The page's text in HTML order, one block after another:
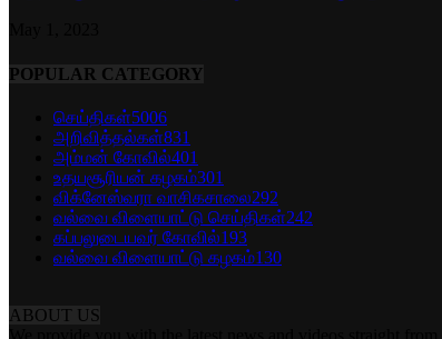
POPULAR CATEGORY
செய்திகள்5006
அறிவித்தல்கள்831
அம்மன் கோவில்401
உதயசூரியன் கழகம்301
விக்னேஸ்வரா வாசிகசாலை292
வல்வை விளையாட்டு செய்திகள்242
கப்பலுடையவர் கோவில்193
வல்வை விளையாட்டு கழகம்130
ABOUT US